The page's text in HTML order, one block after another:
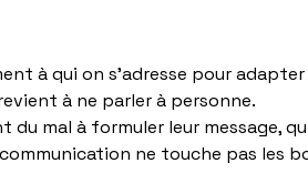
à qui on s'adresse pour
à ne parler à personne.
du mal à formuler leur message,
ne touche pas les